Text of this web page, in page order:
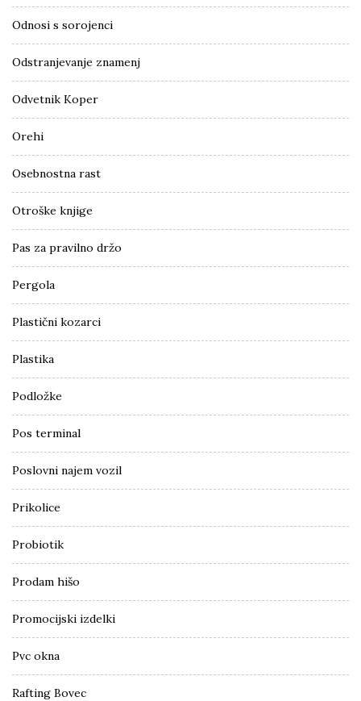
Odnosi s sorojenci
Odstranjevanje znamenj
Odvetnik Koper
Orehi
Osebnostna rast
Otroške knjige
Pas za pravilno držo
Pergola
Plastični kozarci
Plastika
Podložke
Pos terminal
Poslovni najem vozil
Prikolice
Probiotik
Prodam hišo
Promocijski izdelki
Pvc okna
Rafting Bovec